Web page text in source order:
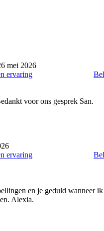
mei 2026
ervaring
voor ons gesprek San.
ervaring
en je geduld wanneer
Alexia.